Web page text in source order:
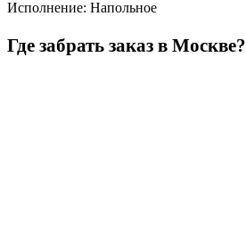
Исполнение: Напольное
Где забрать заказ в Москве?